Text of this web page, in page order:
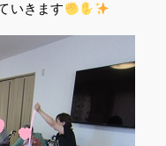
いきます